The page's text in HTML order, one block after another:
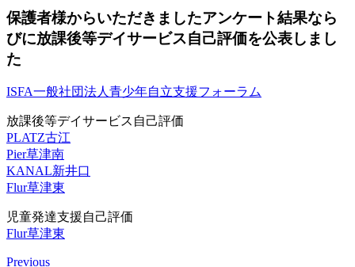
保護者様からいただきましたアンケート結果なら
びに放課後等デイサービス自己評価を公表しまし
た
ISFA一般社団法人青少年自立支援フォーラム
放課後等デイサービス自己評価
PLATZ古江
Pier草津南
KANAL新井口
Flur草津東
児童発達支援自己評価
Flur草津東
Previous